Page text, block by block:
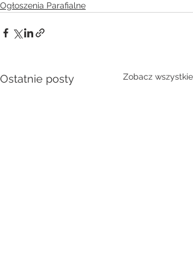
Ogłoszenia Parafialne
Ostatnie posty Zobacz wszystkie